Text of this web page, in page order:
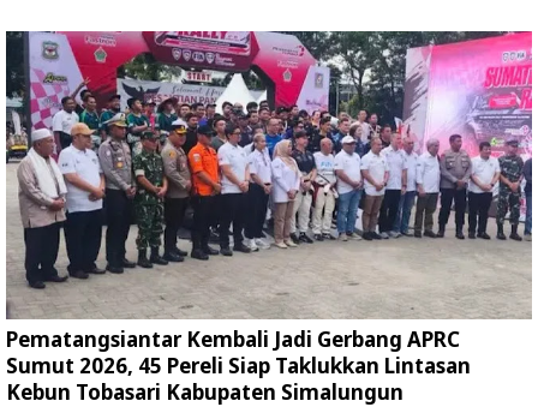
Pematangsiantar Kembali Jadi Gerbang APRC
Sumut 2026, 45 Pereli Siap Taklukkan Lintasan
Kebun Tobasari Kabupaten Simalungun